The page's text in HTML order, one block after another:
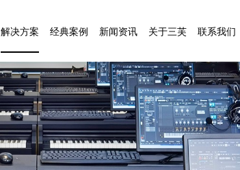
解决方案 经典案例 新闻资讯 关于三芙 联系我们